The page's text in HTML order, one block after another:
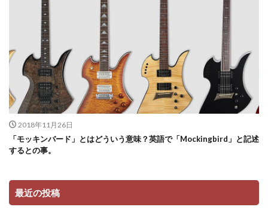
2018年11月26日
「モッキンバード」とはどういう意味？英語で「Mockingbird」と記述
するとの事。
最近の投稿